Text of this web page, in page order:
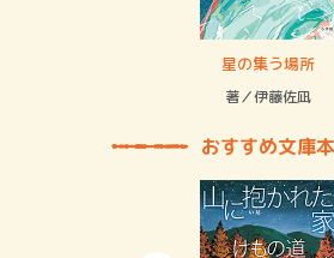
星の集う場所
著／伊藤佐凪
おすすめ文庫本